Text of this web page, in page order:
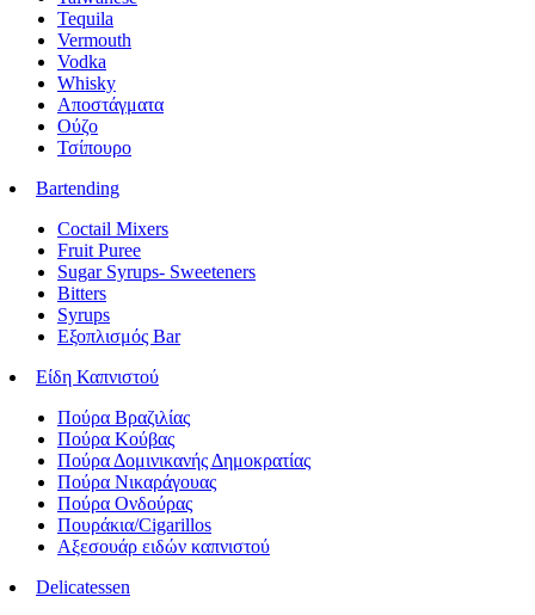
Tequila
Vermouth
Vodka
Whisky
Αποστάγματα
Ούζο
Τσίπουρο
Bartending
Coctail Mixers
Fruit Puree
Sugar Syrups- Sweeteners
Bitters
Syrups
Εξοπλισμός Bar
Είδη Καπνιστού
Πούρα Βραζιλίας
Πούρα Κούβας
Πούρα Δομινικανής Δημοκρατίας
Πούρα Νικαράγουας
Πούρα Ονδούρας
Πουράκια/Cigarillos
Αξεσουάρ ειδών καπνιστού
Delicatessen